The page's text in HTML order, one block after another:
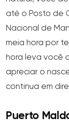
até o Posto de
Nacional de
meia hora por
hora leva você
apreciar o
continua em
Puerto